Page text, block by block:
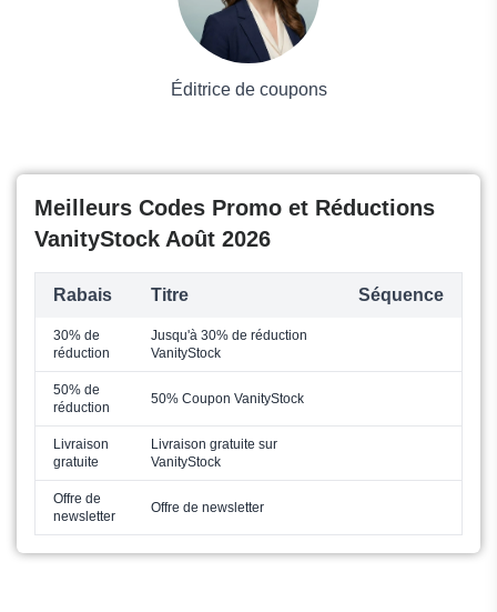
Éditrice de coupons
Meilleurs Codes Promo et Réductions
VanityStock Août 2026
Rabais Titre Séquence
30% de
réduction
Jusqu'à 30% de réduction
VanityStock
50% de
réduction
50% Coupon VanityStock
Livraison
gratuite
Livraison gratuite sur
VanityStock
Offre de
newsletter
Offre de newsletter